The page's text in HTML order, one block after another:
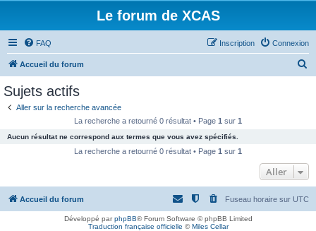
Le forum de XCAS
FAQ Connexion
Inscription
Accueil du forum
c
e
Sujets actifs
Aller sur la recherche avancée
La recherche a retourné 0 résultat • Page 1 sur 1
Aucun résultat ne correspond aux termes que vous avez spécifiés.
La recherche a retourné 0 résultat • Page 1 sur 1
Aller
Accueil du forum Fuseau horaire sur UTC
Développé parphpBB® Forum Software © phpBB Limited
Traduction française officielle ©Miles Cellar